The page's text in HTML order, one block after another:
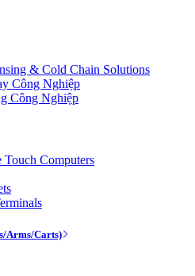
& Cold Chain Solutions
Công Nghiệp
Công Nghiệp
Computers
Arms/Carts)